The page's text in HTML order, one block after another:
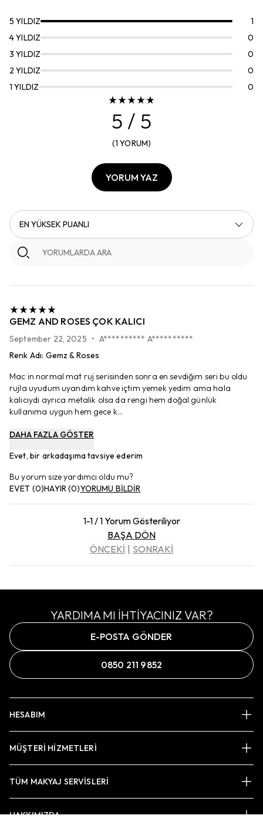
5 YILDIZ
1
4YILDIZ
0
3 YILDIZ
0
2 YILDIZ
0
1 YILDIZ 0
5 / 5
(1 YORUM)
YORUM YAZ
EN YÜKSEK PUANLI
GEMZ AND ROSES ÇOK KALICI
September 22, 2025 • A********** A**********
Renk Adı: Gemz & Roses
Mac in normal mat ruj serisinden sonra en sevdiğim seri bu oldu
rujla uyudum uyandım kahve içtim yemek yedim ama hala
kalıcıydi ayrıca metalik olsa da rengi hem doğal günlük
kullanıma uygun hem gece k...
DAHA FAZLA GÖSTER
Evet, bir arkadaşıma tavsiye ederim
Bu yorum size yardımcı oldu mu?
EVET (0)HAYIR(0)YORUMU BİLDİR
1-1 / 1 Yorum Gösteriliyor
BAŞA DÖN
ÖNCEKİ
SONRAKİ
YARDIMA MI İHTİYACINIZ VAR?
E-POSTA GÖNDER
0850 211 9852
HESABIM
MÜŞTERİ HİZMETLERİ
TÜM MAKYAJ SERVİSLERİ
HAKKIMIZDA